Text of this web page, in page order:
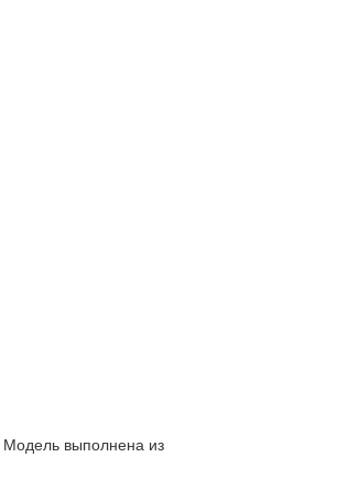
выполнена из